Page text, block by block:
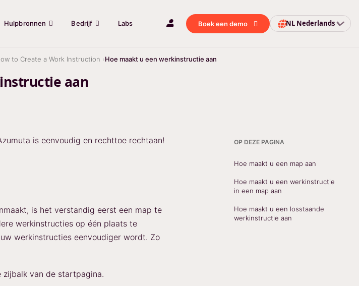
Hulpbronnen Bedrijf Labs Boek een demo NL Nederlands
to Create a Work Instruction Hoe maakt u een werkinstructie aan
aan
is eenvoudig en rechttoe rechtaan!
is het verstandig eerst een map te
werkinstructies op één plaats te
werkinstructies eenvoudiger wordt. Zo
zijbalk van de startpagina.
OP DEZE PAGINA
Hoe maakt u een map aan
Hoe maakt u een werkinstructie
in een map aan
Hoe maakt u een losstaande
werkinstructie aan